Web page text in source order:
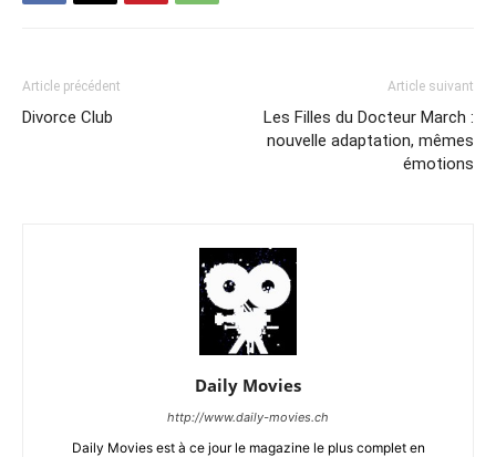
Article précédent
Divorce Club
Article suivant
Les Filles du Docteur March :
nouvelle adaptation, mêmes
émotions
Daily Movies
http://www.daily-movies.ch
Daily Movies est à ce jour le magazine le plus complet en